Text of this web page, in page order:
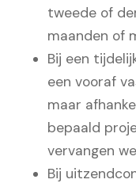
tweede of
maanden of
Bij een
een vooraf
maar
bepaald
vervangen
Bij